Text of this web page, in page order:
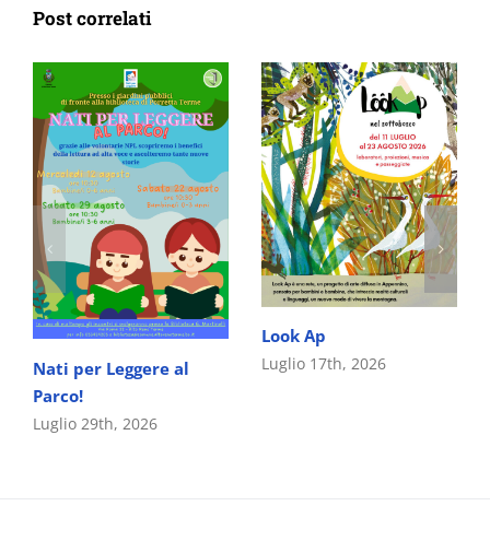
Post correlati
Nati per Leggere al
Parco!
Luglio 29th, 2026
Look Ap
Luglio 17th, 2026